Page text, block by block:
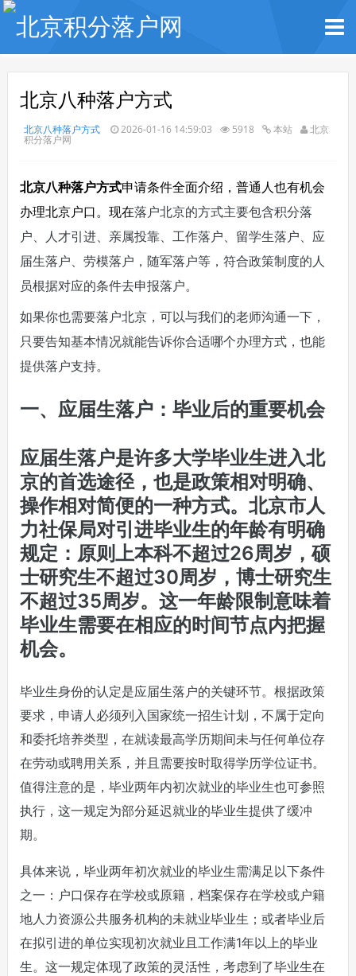
北京八种落户方式
北京八种落户方式 2026-01-16 14:59:03 5918 本站 北京
积分落户网
北京八种落户方式申请条件全面介绍，普通人也有机会
办理北京户口。现在落户北京的方式主要包含积分落
户、人才引进、 亲属投靠、 工作落户、 留学生落户、 应
届生落户、 劳模落户，随军落户等，符合政策制度的人
员根据对应的条件去申报落户。
如果你也需要落户北京，可以与我们的老师沟通一下，
只要告知基本情况就能告诉你合适哪个办理方式，也能
提供落户支持。
一、应届生落户：毕业后的重要机会
应届生落户是许多大学毕业生进入北
京的首选途径，也是政策相对明确、
操作相对简便的一种方式。北京市人
力社保局对引进毕业生的年龄有明确
规定：原则上本科不超过26周岁，硕
士研究生不超过30周岁，博士研究生
不超过35周岁。这一年龄限制意味着
毕业生需要在相应的时间节点内把握
机会。
毕业生身份的认定是应届生落户的关键环节。根据政策
要求，申请人必须列入国家统一招生计划，不属于定向
和委托培养类型，在就读最高学历期间未与任何单位存
在劳动或聘用关系，并且需要按时取得学历学位证书。
值得注意的是，毕业两年内初次就业的毕业生也可参照
执行，这一规定为部分延迟就业的毕业生提供了缓冲
期。
具体来说，毕业两年初次就业的毕业生需满足以下条件
之一：户口保存在学校或原籍，档案保存在学校或户籍
地人力资源公共服务机构的未就业毕业生；或者毕业后
在拟引进的单位实现初次就业且工作满1年以上的毕业
生。这一规定体现了政策的灵活性，考虑到了毕业生在